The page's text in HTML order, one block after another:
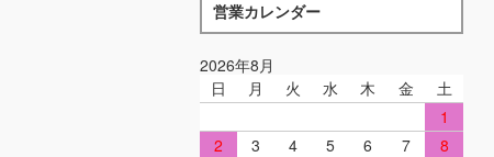
営業カレンダー
2026年8月
日
月 火 水 木 金
土
1
2
3 4 5 6 7
8